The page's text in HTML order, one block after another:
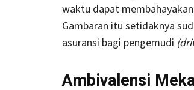
waktu dapat
Gambaran itu setidaknya
asuransi bagi pengemudi
Ambivalensi